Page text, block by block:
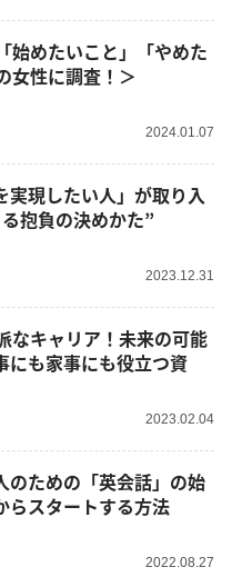
始めたいこと」「やめた
女性に調査！＞
2024.01.07
実現したい人」が取り入
抱負の決めかた”
2023.12.31
なキャリア！未来の可能
にも家事にも役立つ資
2023.02.04
のための「英会話」の始
らスタートする方法
2022.08.27